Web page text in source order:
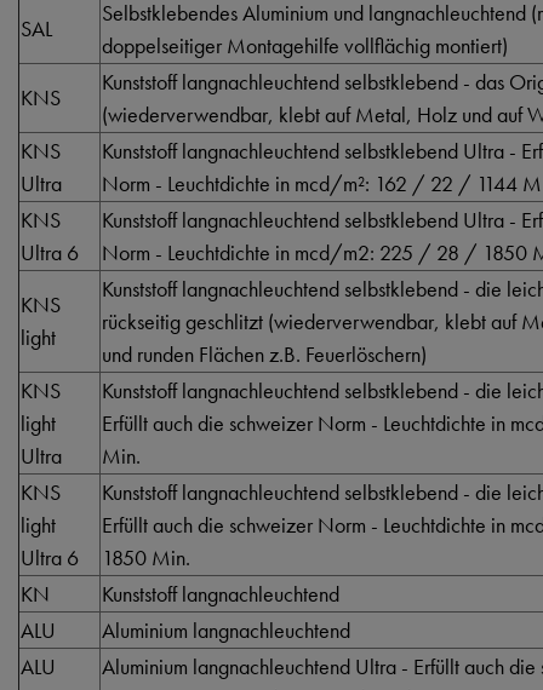
SAL
Selbstklebendes Aluminium und langnachleuchtend
doppelseitiger Montagehilfe vollflächig montiert)
KNS
Kunststoff langnachleuchtend selbstklebend - das
(wiederverwendbar, klebt auf Metal, Holz und auf
KNS
Ultra
Kunststoff langnachleuchtend selbstklebend Ultra -
Norm - Leuchtdichte in mcd/m²: 162 / 22 / 1144
KNS
Ultra 6
Kunststoff langnachleuchtend selbstklebend Ultra -
Norm - Leuchtdichte in mcd/m2: 225 / 28 / 1850
KNS
light
Kunststoff langnachleuchtend selbstklebend - die
rückseitig geschlitzt (wiederverwendbar, klebt auf
und runden Flächen z.B. Feuerlöschern)
KNS
light
Ultra
Kunststoff langnachleuchtend selbstklebend - die
Erfüllt auch die schweizer Norm - Leuchtdichte in
Min.
KNS
light
Ultra 6
Kunststoff langnachleuchtend selbstklebend - die
Erfüllt auch die schweizer Norm - Leuchtdichte in
1850 Min.
KN
Kunststoff langnachleuchtend
ALU
Aluminium langnachleuchtend
ALU
Aluminium langnachleuchtend Ultra - Erfüllt auch